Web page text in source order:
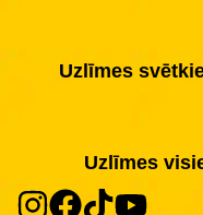
Uzlīmes
Uzlīmes